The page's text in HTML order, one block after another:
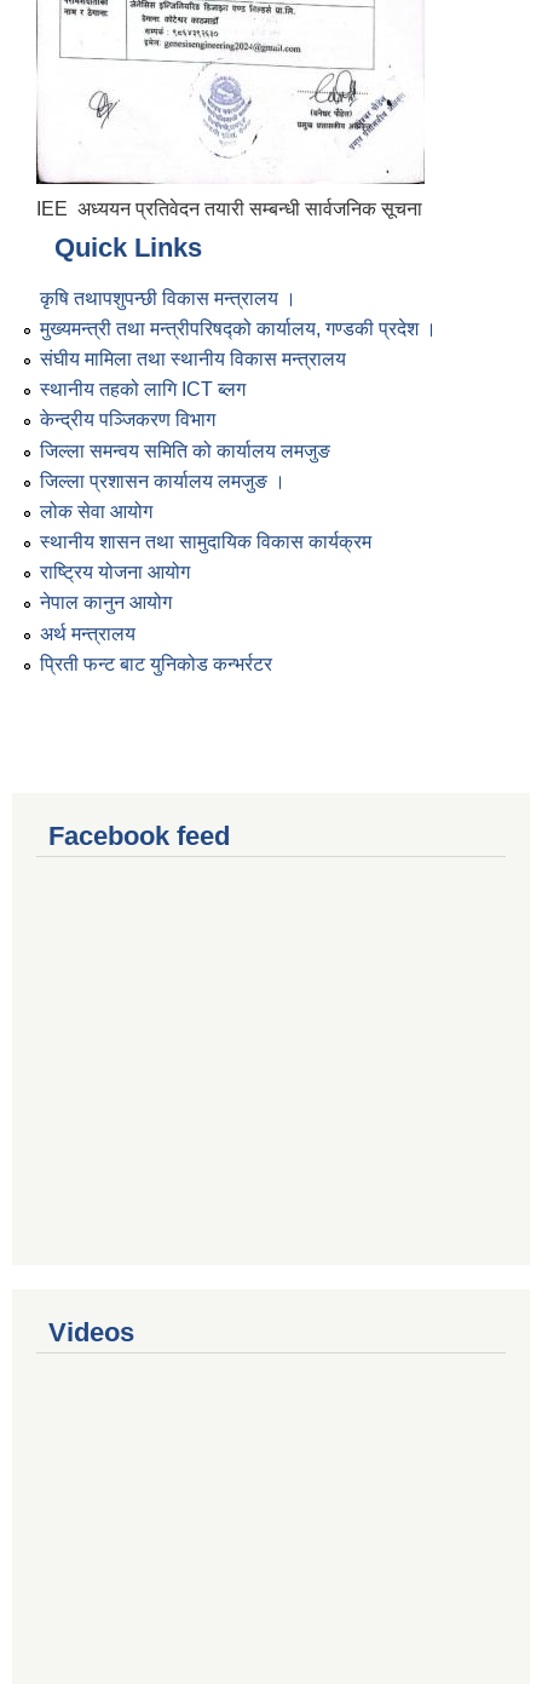
IEE अध्ययन प्रतिवेदन तयारी सम्बन्धी सार्वजनिक सूचना
Quick Links
कृषि तथापशुपन्छी विकास मन्त्रालय ।
मुख्यमन्त्री तथा मन्त्रीपरिषद्को कार्यालय, गण्डकी प्रदेश ।
संघीय मामिला तथा स्थानीय विकास मन्त्रालय
स्थानीय तहको लागि ICT ब्लग
केन्द्रीय पञ्जिकरण विभाग
जिल्ला समन्वय समिति को कार्यालय लमजुङ
जिल्ला प्रशासन कार्यालय लमजुङ ।
लोक सेवा आयोग
स्थानीय शासन तथा सामुदायिक विकास कार्यक्रम
राष्ट्रिय योजना आयोग
नेपाल कानुन आयोग
अर्थ मन्त्रालय
प्रिती फन्ट बाट युनिकोड कन्भर्रटर
Facebook feed
Videos